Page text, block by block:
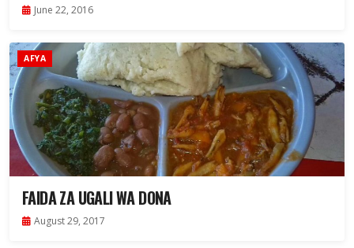
June 22, 2016
AFYA
FAIDA ZA UGALI WA DONA
August 29, 2017